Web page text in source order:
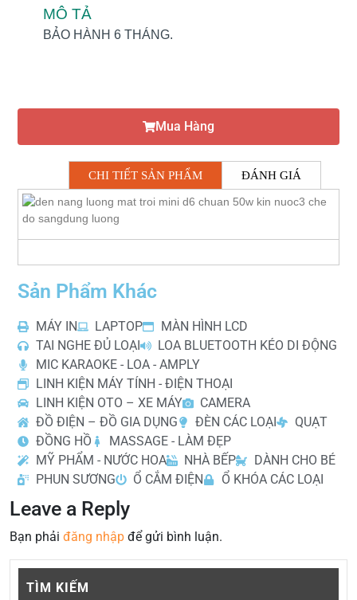
MÔ TẢ
BẢO HÀNH 6 THÁNG.
Mua Hàng
CHI TIẾT SẢN PHẨM ĐÁNH GIÁ
Sản Phẩm Khác
MÁY IN LAPTOP
MÀN HÌNH LCD
TAI NGHE ĐỦ LOẠI
LOA BLUETOOTH KÉO DI ĐỘNG
MIC KARAOKE - LOA - AMPLY
LINH KIỆN MÁY TÍNH - ĐIỆN THOẠI
LINH KIỆN OTO – XE MÁY
CAMERA
ĐỒ ĐIỆN – ĐỒ GIA DỤNG
ĐÈN CÁC LOẠI
QUẠT
ĐỒNG HỒ
MASSAGE - LÀM ĐẸP
MỸ PHẨM - NƯỚC HOA
NHÀ BẾP
DÀNH CHO BÉ
PHUN SƯƠNG
Ổ CẮM ĐIỆN Ổ KHÓA CÁC LOẠI
Leave a Reply
Bạn phải đăng nhập để gửi bình luận.
TÌM KIẾM